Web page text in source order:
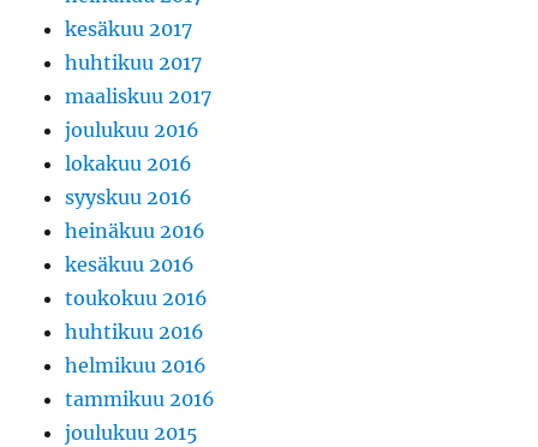
kesäkuu 2017
huhtikuu 2017
maaliskuu 2017
joulukuu 2016
lokakuu 2016
syyskuu 2016
heinäkuu 2016
kesäkuu 2016
toukokuu 2016
huhtikuu 2016
helmikuu 2016
tammikuu 2016
joulukuu 2015